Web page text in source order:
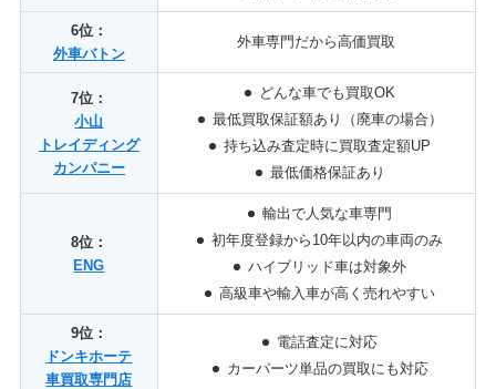
6位：
外車バトン
外車専門だから高価買取
7位：
小山
トレイディング
カンパニー
どんな車でも買取OK
最低買取保証額あり（廃車の場合）
持ち込み査定時に買取査定額UP
最低価格保証あり
8位：
ENG
輸出で人気な車専門
初年度登録から10年以内の車両のみ
ハイブリッド車は対象外
高級車や輸入車が高く売れやすい
9位：
ドンキホーテ
車買取専門店
電話査定に対応
カーパーツ単品の買取にも対応